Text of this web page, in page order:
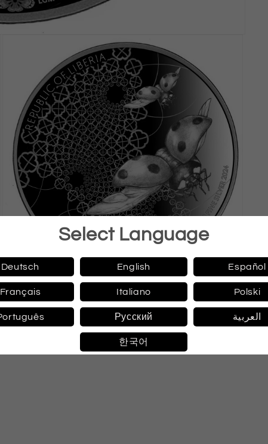
Medien
in
öffnen
Select Language
Deutsch English Español
Français Italiano Polski
Русский العربية
한국어